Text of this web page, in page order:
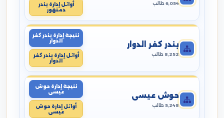
6,054 طالب
أوائل إدارة بندر
دمنهور
بندر كفر الدوار
8,252 طالب
نتيجة إدارة بندر كفر
الدوار
أوائل إدارة بندر كفر
الدوار
حوش عيسى
5,248 طالب
نتيجة إدارة حوش
عيسى
أوائل إدارة حوش
عيسى